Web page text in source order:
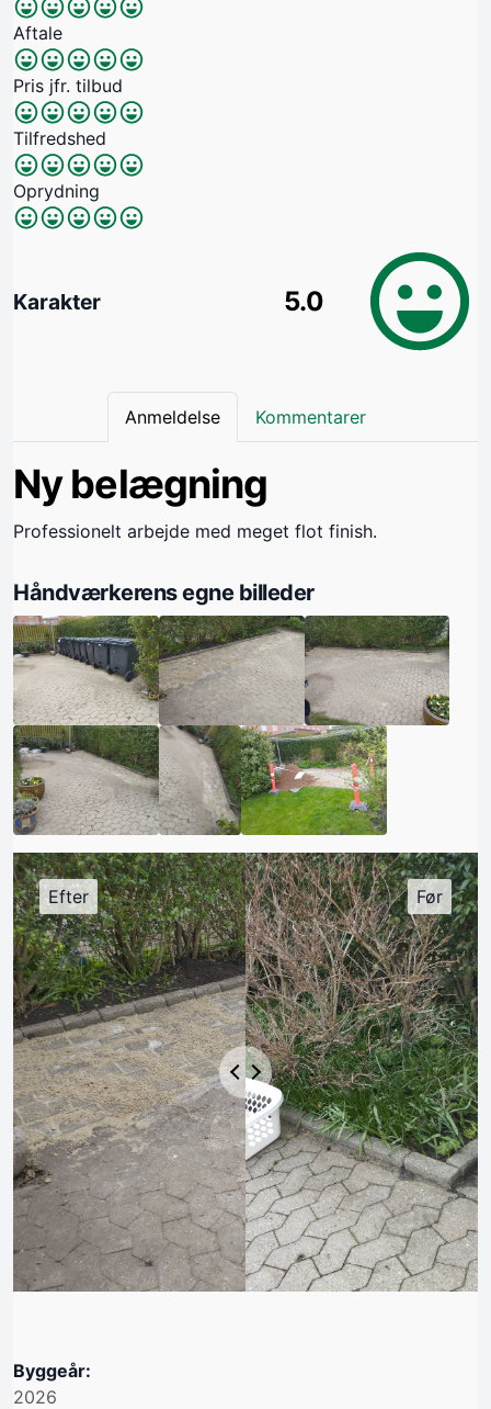
Aftale
Pris jfr. tilbud
Tilfredshed
Oprydning
Karakter 5.0
Anmeldelse Kommentarer
Ny belægning
Professionelt arbejde med meget flot finish.
Håndværkerens egne billeder
Byggeår:
2026